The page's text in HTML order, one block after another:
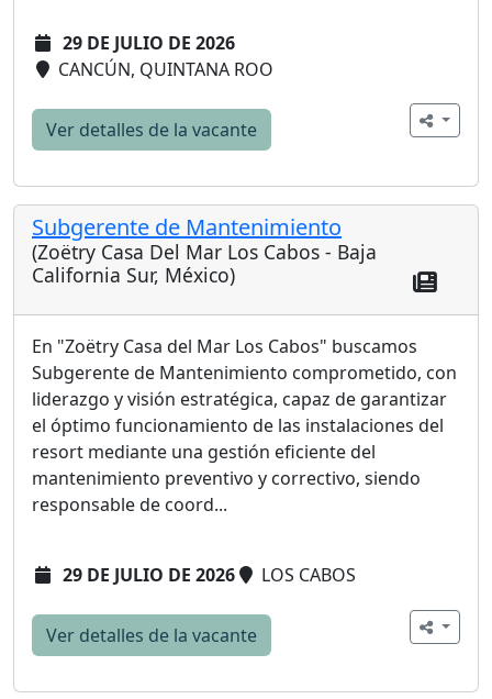
29 DE JULIO DE 2026
CANCÚN, QUINTANA ROO
Ver detalles de la vacante
Subgerente de Mantenimiento
(Zoëtry Casa Del Mar Los Cabos - Baja
California Sur, México)
En "Zoëtry Casa del Mar Los Cabos" buscamos
Subgerente de Mantenimiento comprometido, con
liderazgo y visión estratégica, capaz de garantizar
el óptimo funcionamiento de las instalaciones del
resort mediante una gestión eficiente del
mantenimiento preventivo y correctivo, siendo
responsable de coord...
29 DE JULIO DE 2026 LOS CABOS
Ver detalles de la vacante